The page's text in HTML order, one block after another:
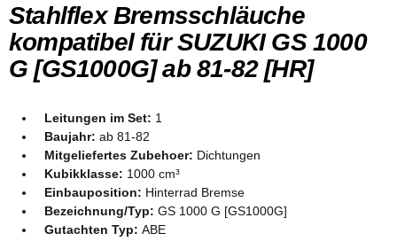
Stahlflex Bremsschläuche
kompatibel für SUZUKI GS 1000
G [GS1000G] ab 81-82 [HR]
Leitungen im Set: 1
Baujahr: ab 81-82
Mitgeliefertes Zubehoer: Dichtungen
Kubikklasse: 1000 cm³
Einbauposition: Hinterrad Bremse
Bezeichnung/Typ: GS 1000 G [GS1000G]
Gutachten Typ: ABE